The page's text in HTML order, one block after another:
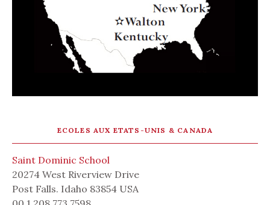
ECOLES AUX ETATS-UNIS & CANADA
Saint Dominic School
20274 West Riverview Drive
Post Falls. Idaho 83854 USA